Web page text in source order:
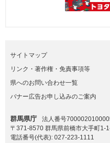
サイトマップ
リンク・著作権・免責事項等
県へのお問い合わせ一覧
バナー広告お申し込みのご案内
群馬県庁
法人番号
〒371-8570 群馬県前橋市大手町1-
電話番号(代表): 027-223-1111